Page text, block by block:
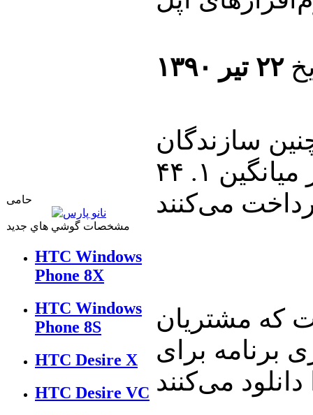
حامی
مشخصات گوشي هاي جديد
HTC Windows
Phone 8X
HTC Windows
Phone 8S
HTC Desire X
HTC Desire VC
۲۲ تیر ۱۳۹۰
سازندگان
برنامه‌ها این است که مشتریان به طور میانگین ۱. ۴۴
که مشتریان
برنامه برای